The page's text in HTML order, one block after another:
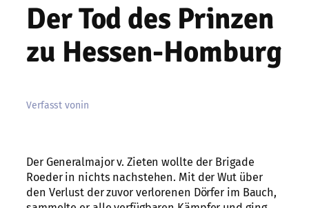
Der Tod des Prinzen
zu Hessen-Homburg
Verfasst vonin
Der Generalmajor v. Zieten wollte der Brigade
Roeder in nichts nachstehen. Mit der Wut über
den Verlust der zuvor verlorenen Dörfer im Bauch,